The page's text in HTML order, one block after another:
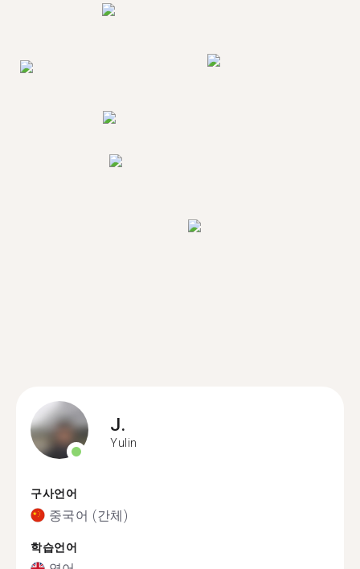
J.
Yulin
구사언어
중국어 (간체)
학습언어